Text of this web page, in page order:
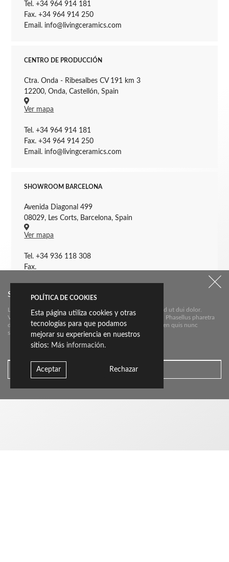
Tel. +34 964 914 181
Fax. +34 964 914 250
Email. info@livingceramics.com
CENTRO DE PRODUCCIÓN
Ctra. Onda - Ribesalbes CV 191 km 3
12200, Onda, Castellón, Spain
Ver mapa
Tel. +34 964 914 181
Fax. +34 964 914 250
Email. info@livingceramics.com
SHOWROOM BARCELONA
Avenida Diagonal 499
08029, Les Corts, Barcelona, Spain
Ver mapa
Tel. +34 936 118 308
Fax.
SUSCRÍBETE A NUESTRO NEWSLETTER:
Lorem ipsum dolor sit amet, consectetur adipiscing elit. Sed ut dui dolor.
Vestibulum condimentum diam non sem placerat placerat. Phasellus pharetra
dui est, in imperdiet lacus vestibulum sed. Cras luctus sapien quis nunc
sollicitudin.
POLÍTICA DE COOKIES
Esta página utiliza cookies y otras
tecnologías para que podamos
mejorar su experiencia en nuestros
sitios: Más información.
Aceptar Rechazar